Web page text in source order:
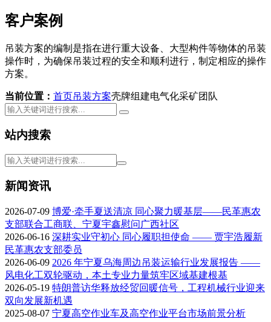
客户案例
吊装方案的编制是指在进行重大设备、大型构件等物体的吊装
操作时，为确保吊装过程的安全和顺利进行，制定相应的操作
方案。
当前位置： 首页吊装方案壳牌组建电气化采矿团队
站内搜索
新闻资讯
2026-07-09 博爱·牵手夏送清凉 同心聚力暖基层——民革惠农
支部联合工商联、宁夏宇鑫慰问广西社区
2026-06-16 深耕实业守初心 同心履职担使命 —— 贾宇浩履新
民革惠农支部委员
2026-06-09 2026 年宁夏乌海周边吊装运输行业发展报告 ——
风电化工双轮驱动，本土专业力量筑牢区域基建根基
2026-05-19 特朗普访华释放经贸回暖信号，工程机械行业迎来
双向发展新机遇
2025-08-07 宁夏高空作业车及高空作业平台市场前景分析